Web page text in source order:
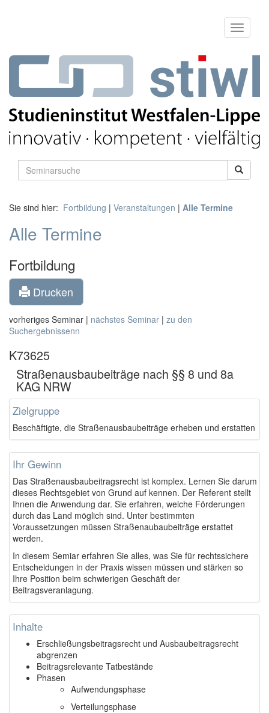
Sie sind hier: Fortbildung | Veranstaltungen | Alle Termine
Alle Termine
Fortbildung
Drucken
vorheriges Seminar | nächstes Seminar | zu den
Suchergebnissenn
K73625
Straßenausbaubeiträge nach §§ 8 und 8a
KAG NRW
Zielgruppe
Beschäftigte, die Straßenausbaubeiträge erheben und erstatten
Ihr Gewinn
Das Straßenausbaubeitragsrecht ist komplex. Lernen Sie darum
dieses Rechtsgebiet von Grund auf kennen. Der Referent stellt
Ihnen die Anwendung dar. Sie erfahren, welche Förderungen
durch das Land möglich sind. Unter bestimmten
Voraussetzungen müssen Straßenaubaubeiträge erstattet
werden.
In diesem Semiar erfahren Sie alles, was Sie für rechtssichere
Entscheidungen in der Praxis wissen müssen und stärken so
Ihre Position beim schwierigen Geschäft der
Beitragsveranlagung.
Inhalte
Erschließungsbeitragsrecht und Ausbaubeitragsrecht
abgrenzen
Beitragsrelevante Tatbestände
Phasen
Aufwendungsphase
Verteilungsphase